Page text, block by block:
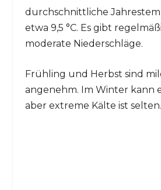
durchschnittliche
etwa 9,5 °C. Es gibt
moderate Niederschläge.
Frühling und Herbst sind
angenehm. Im Winter kann
aber extreme Kälte ist selten.